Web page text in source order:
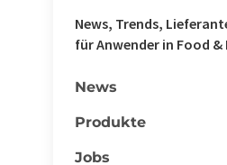
News, Trends,
für Anwender in Food
News
Produkte
Jobs